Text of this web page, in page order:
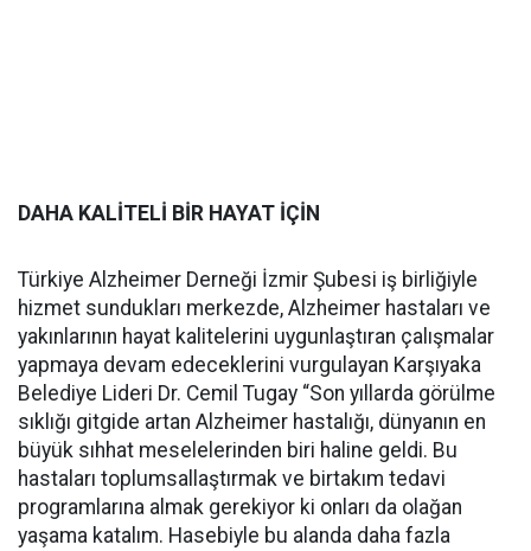
DAHA KALİTELİ BİR HAYAT İÇİN
Türkiye Alzheimer Derneği İzmir Şubesi iş birliğiyle
hizmet sundukları merkezde, Alzheimer hastaları ve
yakınlarının hayat kalitelerini uygunlaştıran çalışmalar
yapmaya devam edeceklerini vurgulayan Karşıyaka
Belediye Lideri Dr. Cemil Tugay “Son yıllarda görülme
sıklığı gitgide artan Alzheimer hastalığı, dünyanın en
büyük sıhhat meselelerinden biri haline geldi. Bu
hastaları toplumsallaştırmak ve birtakım tedavi
programlarına almak gerekiyor ki onları da olağan
yaşama katalım. Hasebiyle bu alanda daha fazla